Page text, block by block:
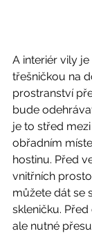
A interiér vily
třešničkou na
prostranství
bude
je to střed
obřadním
hostinu. Před
vnitřních
můžete dát se
skleničku.
ale nutné